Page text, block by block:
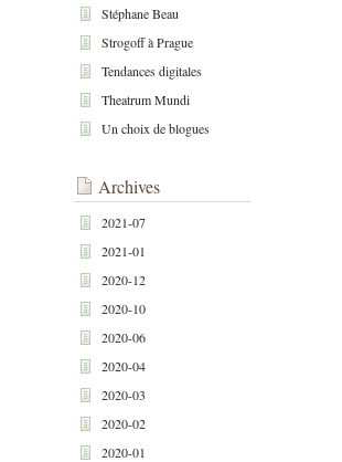
Stéphane Beau
Strogoff à Prague
Tendances digitales
Theatrum Mundi
Un choix de blogues
Archives
2021-07
2021-01
2020-12
2020-10
2020-06
2020-04
2020-03
2020-02
2020-01